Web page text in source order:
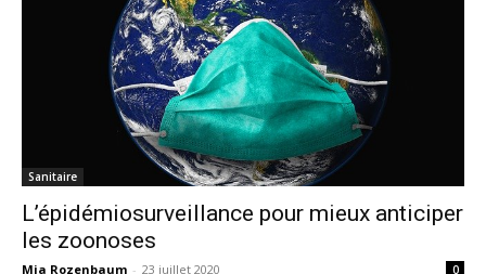
Sanitaire
L’épidémiosurveillance pour mieux anticiper
les zoonoses
Mia Rozenbaum - 23 juillet 2020 0